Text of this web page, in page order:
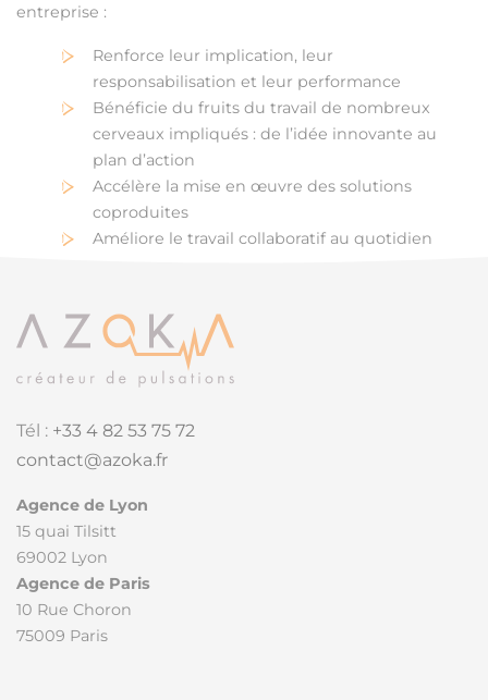
entreprise :
Renforce leur implication, leur
responsabilisation et leur performance
Bénéficie du fruits du travail de nombreux
cerveaux impliqués : de l’idée innovante au
plan d’action
Accélère la mise en œuvre des solutions
coproduites
Améliore le travail collaboratif au quotidien
Tél : +33 4 82 53 75 72
contact@azoka.fr
Agence de Lyon
15 quai Tilsitt
69002 Lyon
Agence de Paris
10 Rue Choron
75009 Paris